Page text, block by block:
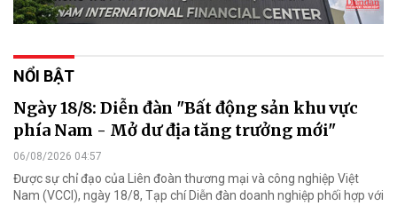
NỔI BẬT
Ngày 18/8: Diễn đàn "Bất động sản khu vực
phía Nam - Mở dư địa tăng trưởng mới"
06/08/2026 04:57
Được sự chỉ đạo của Liên đoàn thương mại và công nghiệp Việt
Nam (VCCI), ngày 18/8, Tạp chí Diễn đàn doanh nghiệp phối hợp với